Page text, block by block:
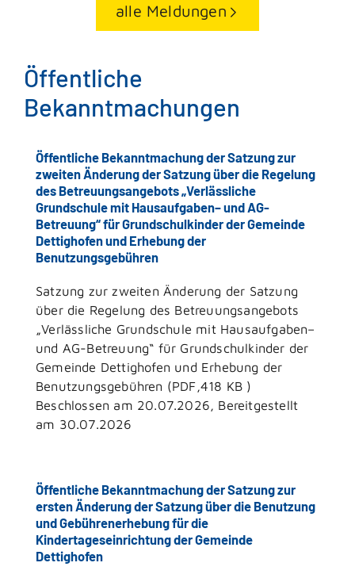
alle Meldungen
Öffentliche
Bekanntmachungen
Öffentliche Bekanntmachung der Satzung zur
zweiten Änderung der Satzung über die Regelung
des Betreuungsangebots „Verlässliche
Grundschule mit Hausaufgaben– und AG-
Betreuung“ für Grundschulkinder der Gemeinde
Dettighofen und Erhebung der
Benutzungsgebühren
Satzung zur zweiten Änderung der Satzung
über die Regelung des Betreuungsangebots
„Verlässliche Grundschule mit Hausaufgaben–
und AG-Betreuung“ für Grundschulkinder der
Gemeinde Dettighofen und Erhebung der
Benutzungsgebühren (PDF,418 KB )
Beschlossen am 20.07.2026, Bereitgestellt
am 30.07.2026
Öffentliche Bekanntmachung der Satzung zur
ersten Änderung der Satzung über die Benutzung
und Gebührenerhebung für die
Kindertageseinrichtung der Gemeinde
Dettighofen